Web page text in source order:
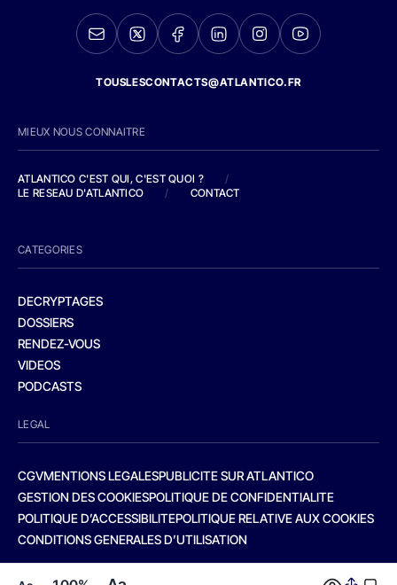
TOUSLESCONTACTS@ATLANTICO.FR
MIEUX NOUS CONNAITRE
ATLANTICO C'EST QUI, C'EST QUOI ?
/
LE RESEAU D'ATLANTICO
/ CONTACT
CATEGORIES
DECRYPTAGES
DOSSIERS
RENDEZ-VOUS
VIDEOS
PODCASTS
LEGAL
CGVMENTIONS LEGALESPUBLICITE SUR ATLANTICO
GESTION DES COOKIESPOLITIQUE DE CONFIDENTIALITE
POLITIQUE D’ACCESSIBILITEPOLITIQUE RELATIVE AUX COOKIES
CONDITIONS GENERALES D’UTILISATION